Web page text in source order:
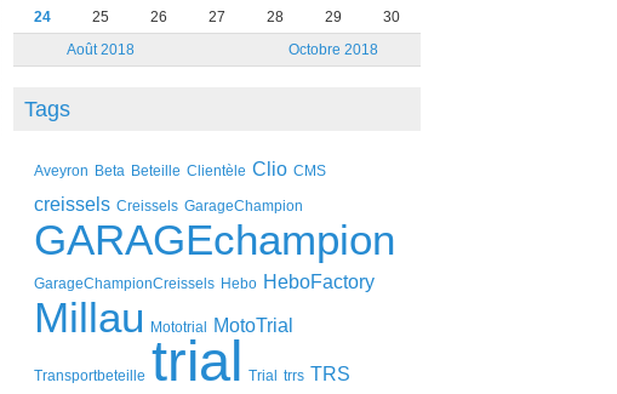
Août 2018 Octobre 2018
24
25 26 27 28 29 30
Tags
Aveyron Beta Beteille Clientèle Clio CMS
creissels Creissels GarageChampion
GARAGEchampion
GarageChampionCreissels Hebo HeboFactory
Millau Mototrial MotoTrial
Transportbeteille trial Trial trrs TRS